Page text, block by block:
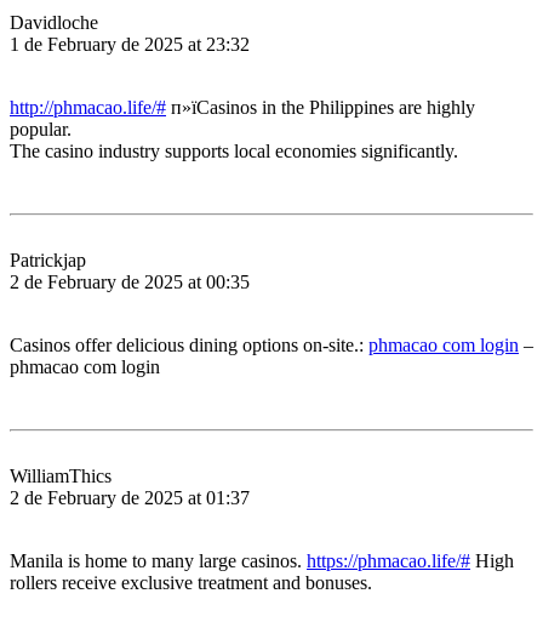
Davidloche
1 de February de 2025 at 23:32
http://phmacao.life/# п»їCasinos in the Philippines are highly
popular.
The casino industry supports local economies significantly.
Patrickjap
2 de February de 2025 at 00:35
Casinos offer delicious dining options on-site.: phmacao com login –
phmacao com login
WilliamThics
2 de February de 2025 at 01:37
Manila is home to many large casinos. https://phmacao.life/# High
rollers receive exclusive treatment and bonuses.